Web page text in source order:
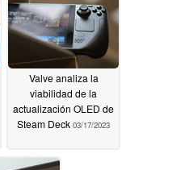
Valve analiza la
viabilidad de la
actualización OLED de
Steam Deck 03/17/2023